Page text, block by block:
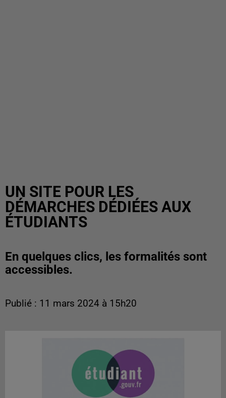
UN SITE POUR LES
DÉMARCHES DÉDIÉES AUX
ÉTUDIANTS
En quelques clics, les formalités sont
accessibles.
Publié : 11 mars 2024 à 15h20